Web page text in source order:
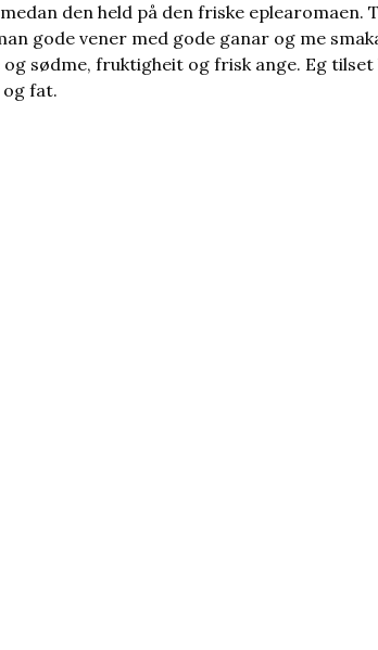
den held på den friske eplearomaen.
gode vener med gode ganar og me
sødme, fruktigheit og frisk ange. Eg
fat.